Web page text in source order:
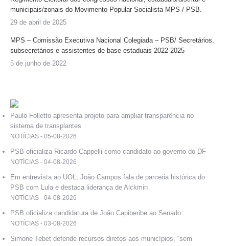
municipais/zonais do Movimento Popular Socialista MPS / PSB.
29 de abril de 2025
MPS – Comissão Executiva Nacional Colegiada – PSB/ Secretários,
subsecretários e assistentes de base estaduais 2022-2025
5 de junho de 2022
Paulo Folletto apresenta projeto para ampliar transparência no
sistema de transplantes
NOTÍCIAS - 05-08-2026
PSB oficializa Ricardo Cappelli como candidato ao governo do DF
NOTÍCIAS - 04-08-2026
Em entrevista ao UOL, João Campos fala de parceria histórica do
PSB com Lula e destaca liderança de Alckmin
NOTÍCIAS - 04-08-2026
PSB oficializa candidatura de João Capiberibe ao Senado
NOTÍCIAS - 03-08-2026
Simone Tebet defende recursos diretos aos municípios, “sem